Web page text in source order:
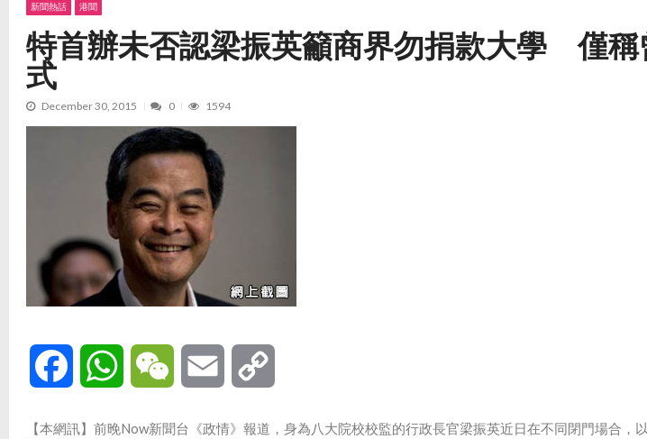
新聞熱話 港聞
特首辦未否認梁振英籲商界勿捐款大學 僅稱
式
December 30, 2015 0 1594
Facebook WhatsAppWeChat Email
【本網訊】前晚Now新聞台《政情》報道，身為八大院校校監的行政長官梁振英近日在不同閉門場合，